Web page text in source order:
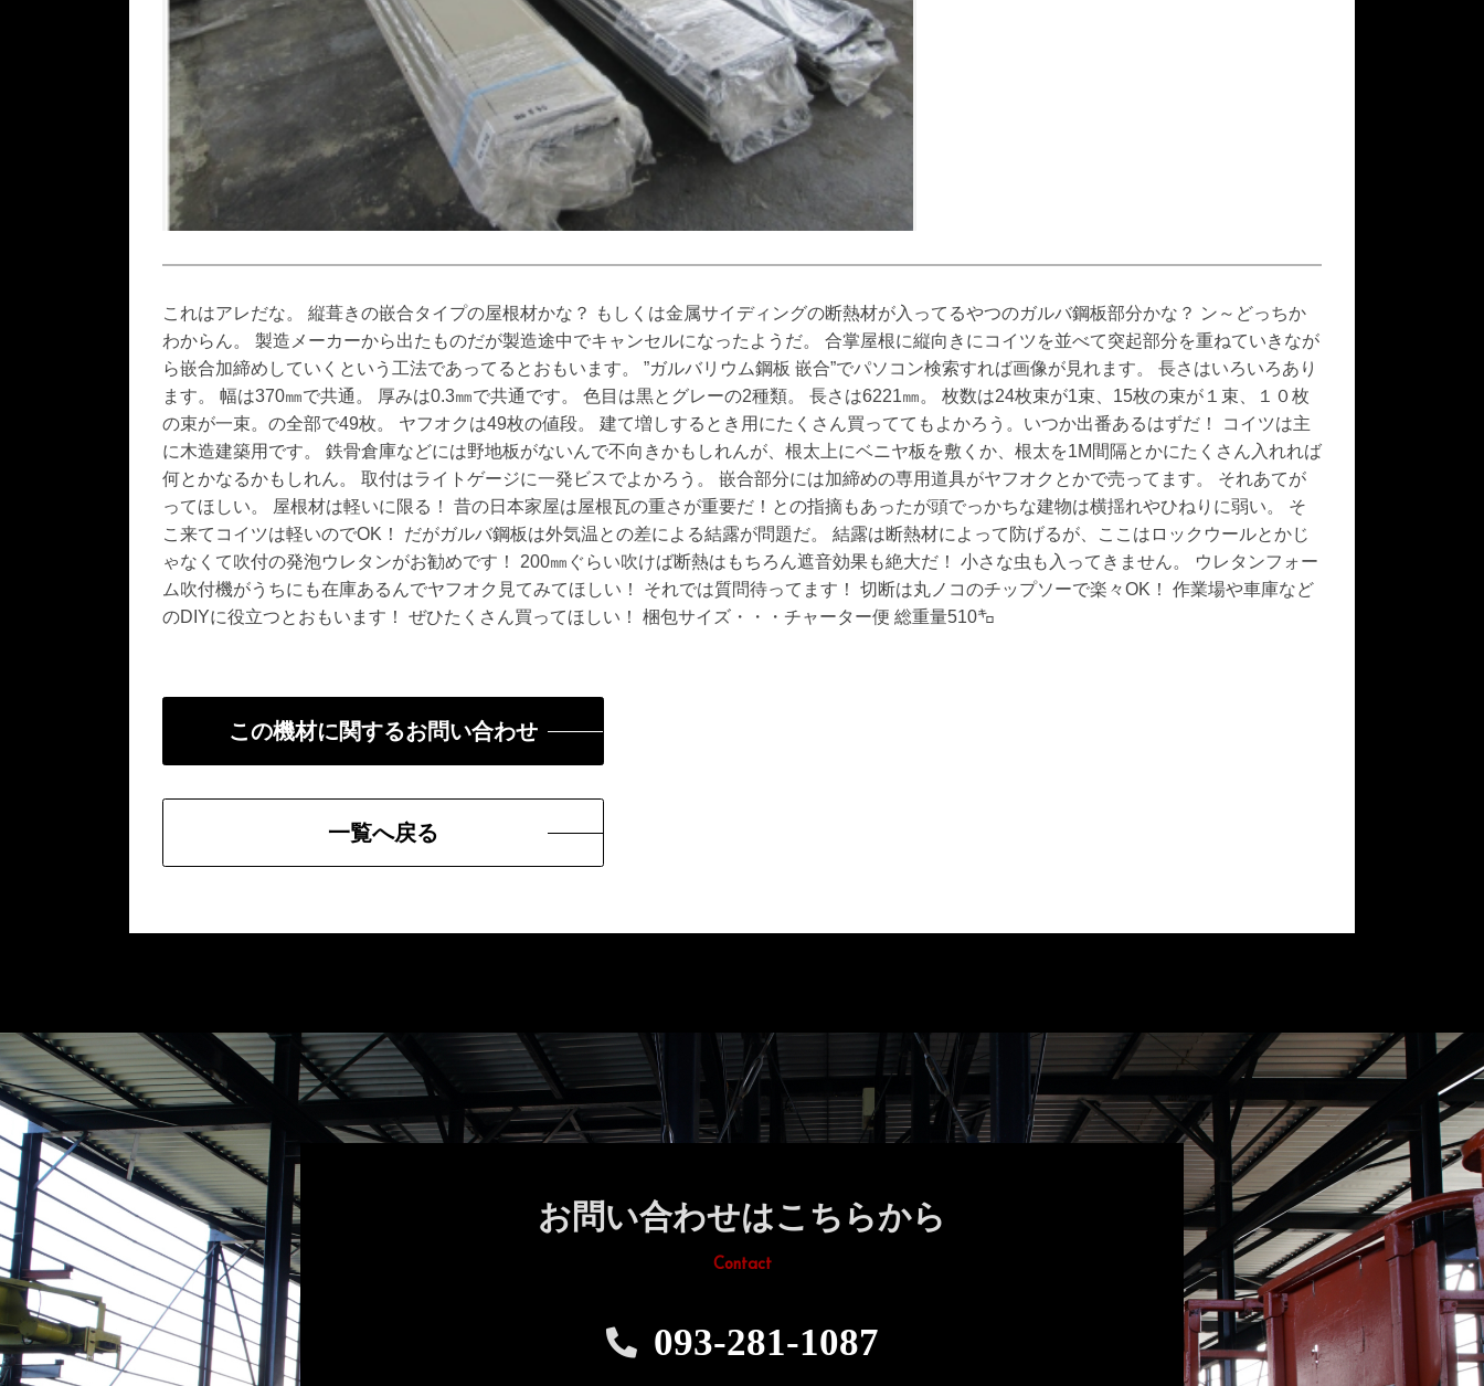
これはアレだな。 縦葺きの嵌合タイプの屋根材かな？ もしくは金属サイディングの断熱材が入ってるやつのガルバ鋼板部分かな？ ン～どっちか
わからん。 製造メーカーから出たものだが製造途中でキャンセルになったようだ。 合掌屋根に縦向きにコイツを並べて突起部分を重ねていきなが
ら嵌合加締めしていくという工法であってるとおもいます。 ”ガルバリウム鋼板 嵌合”でパソコン検索すれば画像が見れます。 長さはいろいろあり
ます。 幅は370㎜で共通。 厚みは0.3㎜で共通です。 色目は黒とグレーの2種類。 長さは6221㎜。 枚数は24枚束が1束、15枚の束が１束、１０枚
の束が一束。の全部で49枚。 ヤフオクは49枚の値段。 建て増しするとき用にたくさん買っててもよかろう。いつか出番あるはずだ！ コイツは主
に木造建築用です。 鉄骨倉庫などには野地板がないんで不向きかもしれんが、根太上にベニヤ板を敷くか、根太を1M間隔とかにたくさん入れれば
何とかなるかもしれん。 取付はライトゲージに一発ビスでよかろう。 嵌合部分には加締めの専用道具がヤフオクとかで売ってます。 それあてが
ってほしい。 屋根材は軽いに限る！ 昔の日本家屋は屋根瓦の重さが重要だ！との指摘もあったが頭でっかちな建物は横揺れやひねりに弱い。 そ
こ来てコイツは軽いのでOK！ だがガルバ鋼板は外気温との差による結露が問題だ。 結露は断熱材によって防げるが、ここはロックウールとかじ
ゃなくて吹付の発泡ウレタンがお勧めです！ 200㎜ぐらい吹けば断熱はもちろん遮音効果も絶大だ！ 小さな虫も入ってきません。 ウレタンフォー
ム吹付機がうちにも在庫あるんでヤフオク見てみてほしい！ それでは質問待ってます！ 切断は丸ノコのチップソーで楽々OK！ 作業場や車庫など
のDIYに役立つとおもいます！ ぜひたくさん買ってほしい！ 梱包サイズ・・・チャーター便 総重量510㌔
この機材に関するお問い合わせ
一覧へ戻る
お問い合わせはこちらから
Contact
093-281-1087